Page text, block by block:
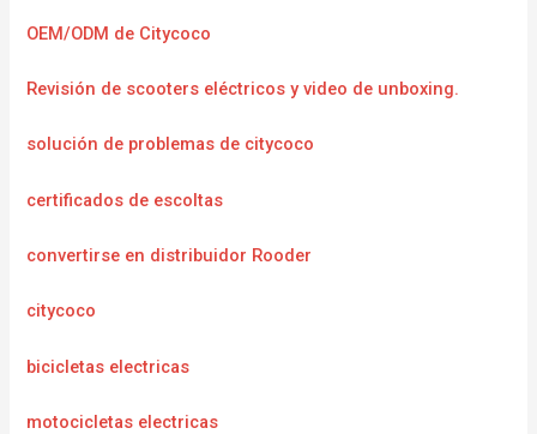
OEM/ODM de Citycoco
Revisión de scooters eléctricos y video de unboxing.
solución de problemas de citycoco
certificados de escoltas
convertirse en distribuidor Rooder
citycoco
bicicletas electricas
motocicletas electricas